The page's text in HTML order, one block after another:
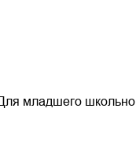
младшего